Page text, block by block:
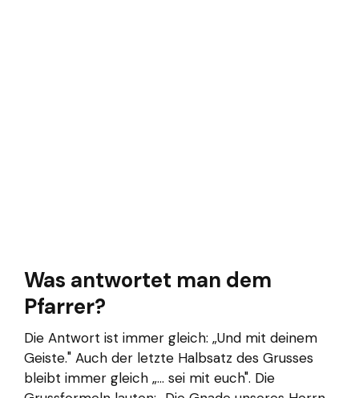
Was antwortet man dem
Pfarrer?
Die Antwort ist immer gleich: „Und mit deinem
Geiste." Auch der letzte Halbsatz des Grusses
bleibt immer gleich „... sei mit euch". Die